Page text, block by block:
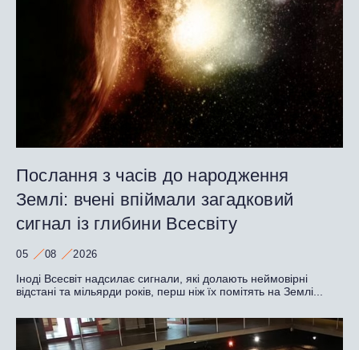
Послання з часів до народження
Землі: вчені впіймали загадковий
сигнал із глибини Всесвіту
05 08 2026
Іноді Всесвіт надсилає сигнали, які долають неймовірні
відстані та мільярди років, перш ніж їх помітять на Землі...